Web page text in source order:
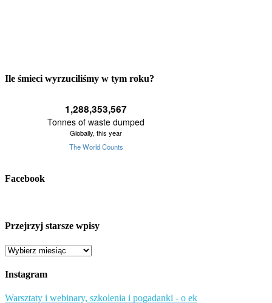
Ile śmieci wyrzuciliśmy w tym roku?
Facebook
Przejrzyj starsze wpisy
Przejrzyj
wpisy
Instagram
Warsztaty i webinary, szkolenia i pogadanki - o ek